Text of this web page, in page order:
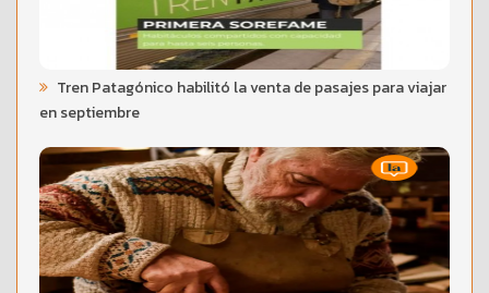
Tren Patagónico habilitó la venta de pasajes para viajar
en septiembre